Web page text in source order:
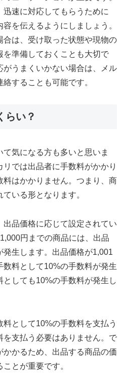
速に対応してもらうために
を伝えるようにしましょう。
は、受け取った状態や現物の
準備しておくことも大切で
うまくいかない場合は、メル
することも可能です。
らい？
て気になる方も多いと思いま
では出品者に手数料がかかり
料はかかりません。つまり、商
いる形となります。
品価格に応じて設定されてい
円までの商品には、出品
生します。出品価格が1,001
数料として10%の手数料が発生
としても10%の手数料が発生し
として10%の手数料を支払う
を支払う必要はありません。で
かるため、出品する商品の価
とが重要です。